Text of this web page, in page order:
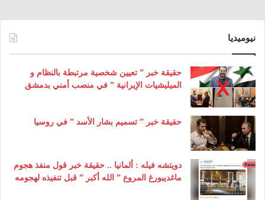
نيوميديا
حقيقة خبر ” تعيين شخصية مرتبطة بالنظام و
الميليشيات الإيرانية ” في منصب أمني بدمشق
حقيقة خبر ” تسميم بشار الأسد ” في روسيا
دويتشه فيله : ألمانيا .. حقيقة خبر قول منفذ هجوم
ماغديبورغ المروع ” الله أكبر ” قبل تنفيذه لهجومه